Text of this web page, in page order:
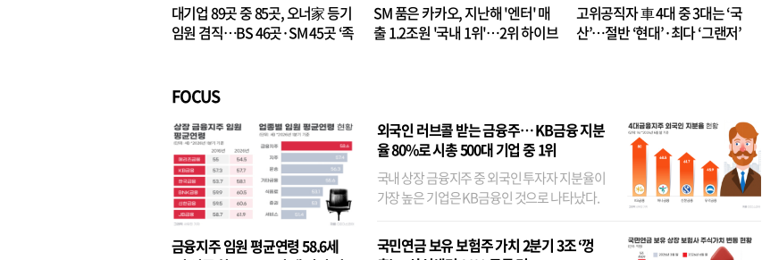
대기업 89곳 중 85곳, 오너家 등기
임원 겸직…BS 46곳·SM 45곳 ‘족
SM 품은 카카오, 지난해 '엔터' 매
출 1.2조원 '국내 1위'…2위 하이브
고위공직자 車 4대 중 3대는 ‘국
산’…절반 ‘현대’·최다 ‘그랜저’
FOCUS
금융지주 임원 평균연령 58.6세
외국인 러브콜 받는 금융주… KB금융 지분
율 80%로 시총 500대 기업 중 1위
국내 상장 금융지주 중 외국인 투자자 지분율이
가장 높은 기업은 KB금융인 것으로 나타났다.
융이었다. 특히 KB금융은 지난달 말 기준 해외
국민연금 보유 보험주 가치 2분기 3조 ‘껑